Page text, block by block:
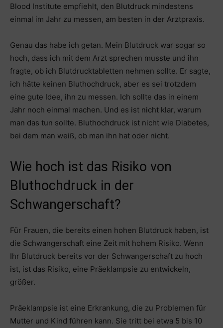
Blood Institute empfiehlt, den Blutdruck mindestens
einmal im Jahr zu messen, am besten in der Arztpraxis.
Genau das habe ich getan. Mein Blutdruck war sogar so
hoch, dass ich mit dem Arzt sprechen musste und ihn
fragte, ob ich Blutdrucktabletten nehmen sollte. Er sagte,
ich hätte keinen Bluthochdruck, aber es sei trotzdem
eine gute Idee, ihn zu messen. Ich sollte das in einem
Jahr noch einmal machen. Und es ist nicht klar, warum
man das tun sollte. Bluthochdruck ist nicht wie Diabetes,
bei dem man weiß, ob man ihn hat oder nicht.
Wie hoch ist das Risiko von
Bluthochdruck in der
Schwangerschaft?
Für Frauen, die bereits einen hohen Blutdruck haben, ist
die Schwangerschaft eine Zeit mit hohem Risiko. Wenn
Ihr Blutdruck bereits vor der Schwangerschaft zu hoch
ist, ist das Risiko, eine Präeklampsie zu entwickeln,
größer.
Präeklampsie ist eine Erkrankung, die zu Problemen für
Mutter und Kind führen kann. Sie tritt bei etwa 5 bis 10